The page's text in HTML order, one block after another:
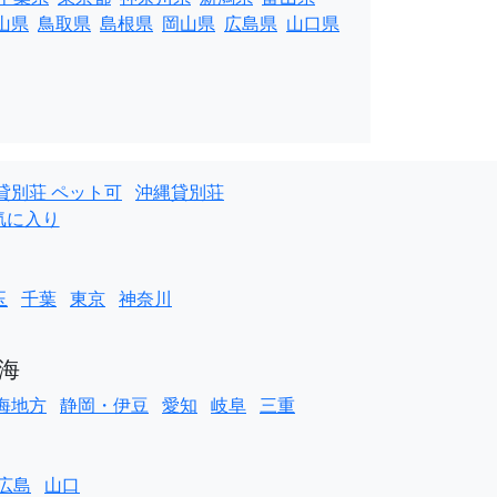
県 鳥取県 島根県 岡山県 広島県 山口県
別荘 ペット可 沖縄貸別荘
に入り
千葉 東京 神奈川
地方 静岡・伊豆 愛知 岐阜 三重
島 山口